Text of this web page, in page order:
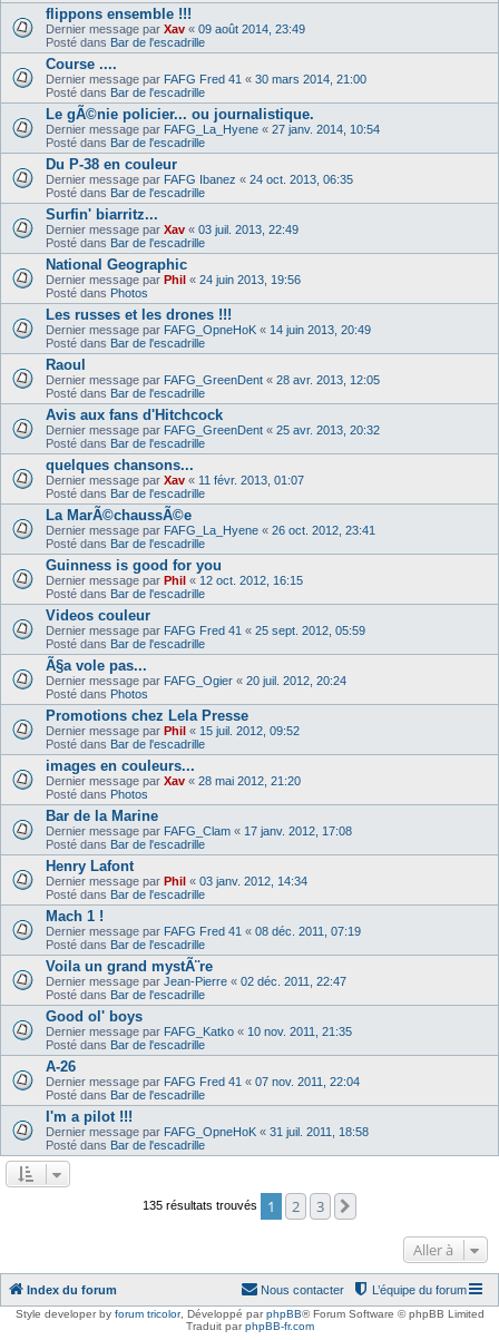
flippons ensemble !!!
Dernier message par Xav « 09 août 2014, 23:49
Posté dans Bar de l'escadrille
Course ....
Dernier message par FAFG Fred 41 « 30 mars 2014, 21:00
Posté dans Bar de l'escadrille
Le gÃ©nie policier... ou journalistique.
Dernier message par FAFG_La_Hyene « 27 janv. 2014, 10:54
Posté dans Bar de l'escadrille
Du P-38 en couleur
Dernier message par FAFG Ibanez « 24 oct. 2013, 06:35
Posté dans Bar de l'escadrille
Surfin' biarritz...
Dernier message par Xav « 03 juil. 2013, 22:49
Posté dans Bar de l'escadrille
National Geographic
Dernier message par Phil « 24 juin 2013, 19:56
Posté dans Photos
Les russes et les drones !!!
Dernier message par FAFG_OpneHoK « 14 juin 2013, 20:49
Posté dans Bar de l'escadrille
Raoul
Dernier message par FAFG_GreenDent « 28 avr. 2013, 12:05
Posté dans Bar de l'escadrille
Avis aux fans d'Hitchcock
Dernier message par FAFG_GreenDent « 25 avr. 2013, 20:32
Posté dans Bar de l'escadrille
quelques chansons...
Dernier message par Xav « 11 févr. 2013, 01:07
Posté dans Bar de l'escadrille
La MarÃ©chaussÃ©e
Dernier message par FAFG_La_Hyene « 26 oct. 2012, 23:41
Posté dans Bar de l'escadrille
Guinness is good for you
Dernier message par Phil « 12 oct. 2012, 16:15
Posté dans Bar de l'escadrille
Videos couleur
Dernier message par FAFG Fred 41 « 25 sept. 2012, 05:59
Posté dans Bar de l'escadrille
Ã§a vole pas...
Dernier message par FAFG_Ogier « 20 juil. 2012, 20:24
Posté dans Photos
Promotions chez Lela Presse
Dernier message par Phil « 15 juil. 2012, 09:52
Posté dans Bar de l'escadrille
images en couleurs...
Dernier message par Xav « 28 mai 2012, 21:20
Posté dans Photos
Bar de la Marine
Dernier message par FAFG_Clam « 17 janv. 2012, 17:08
Posté dans Bar de l'escadrille
Henry Lafont
Dernier message par Phil « 03 janv. 2012, 14:34
Posté dans Bar de l'escadrille
Mach 1 !
Dernier message par FAFG Fred 41 « 08 déc. 2011, 07:19
Posté dans Bar de l'escadrille
Voila un grand mystÃ¨re
Dernier message par Jean-Pierre « 02 déc. 2011, 22:47
Posté dans Bar de l'escadrille
Good ol' boys
Dernier message par FAFG_Katko « 10 nov. 2011, 21:35
Posté dans Bar de l'escadrille
A-26
Dernier message par FAFG Fred 41 « 07 nov. 2011, 22:04
Posté dans Bar de l'escadrille
I'm a pilot !!!
Dernier message par FAFG_OpneHoK « 31 juil. 2011, 18:58
Posté dans Bar de l'escadrille
135 résultats trouvés 1 2 3
Aller à
Index du forum L’équipe du forum
Nous contacter
Style developer by forum tricolor, Développé parphpBB® Forum Software © phpBB Limited
Traduit parphpBB-fr.com